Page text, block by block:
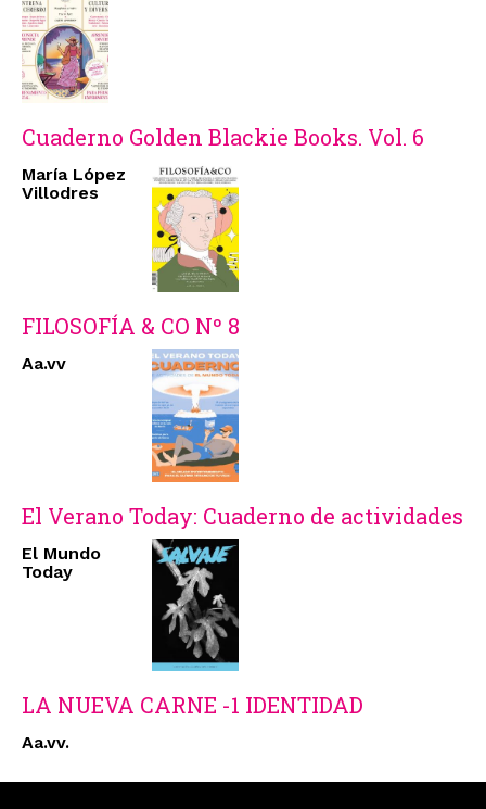
Cuaderno Golden Blackie Books. Vol. 6
María López
Villodres
FILOSOFÍA & CO Nº 8
Aa.vv
El Verano Today: Cuaderno de actividades
El Mundo
Today
LA NUEVA CARNE -1 IDENTIDAD
Aa.vv.